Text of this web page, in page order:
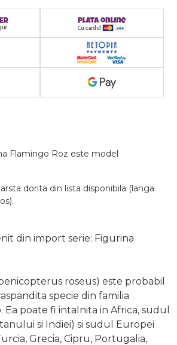
Flamingo Roz este model
dorita din lista disponibila (langa
din import serie: Figurina
roseus) este probabil
specie din familia
Ea poate fi intalnita in Africa, sudul
si Indiei) si sudul Europei
Grecia, Cipru, Portugalia,